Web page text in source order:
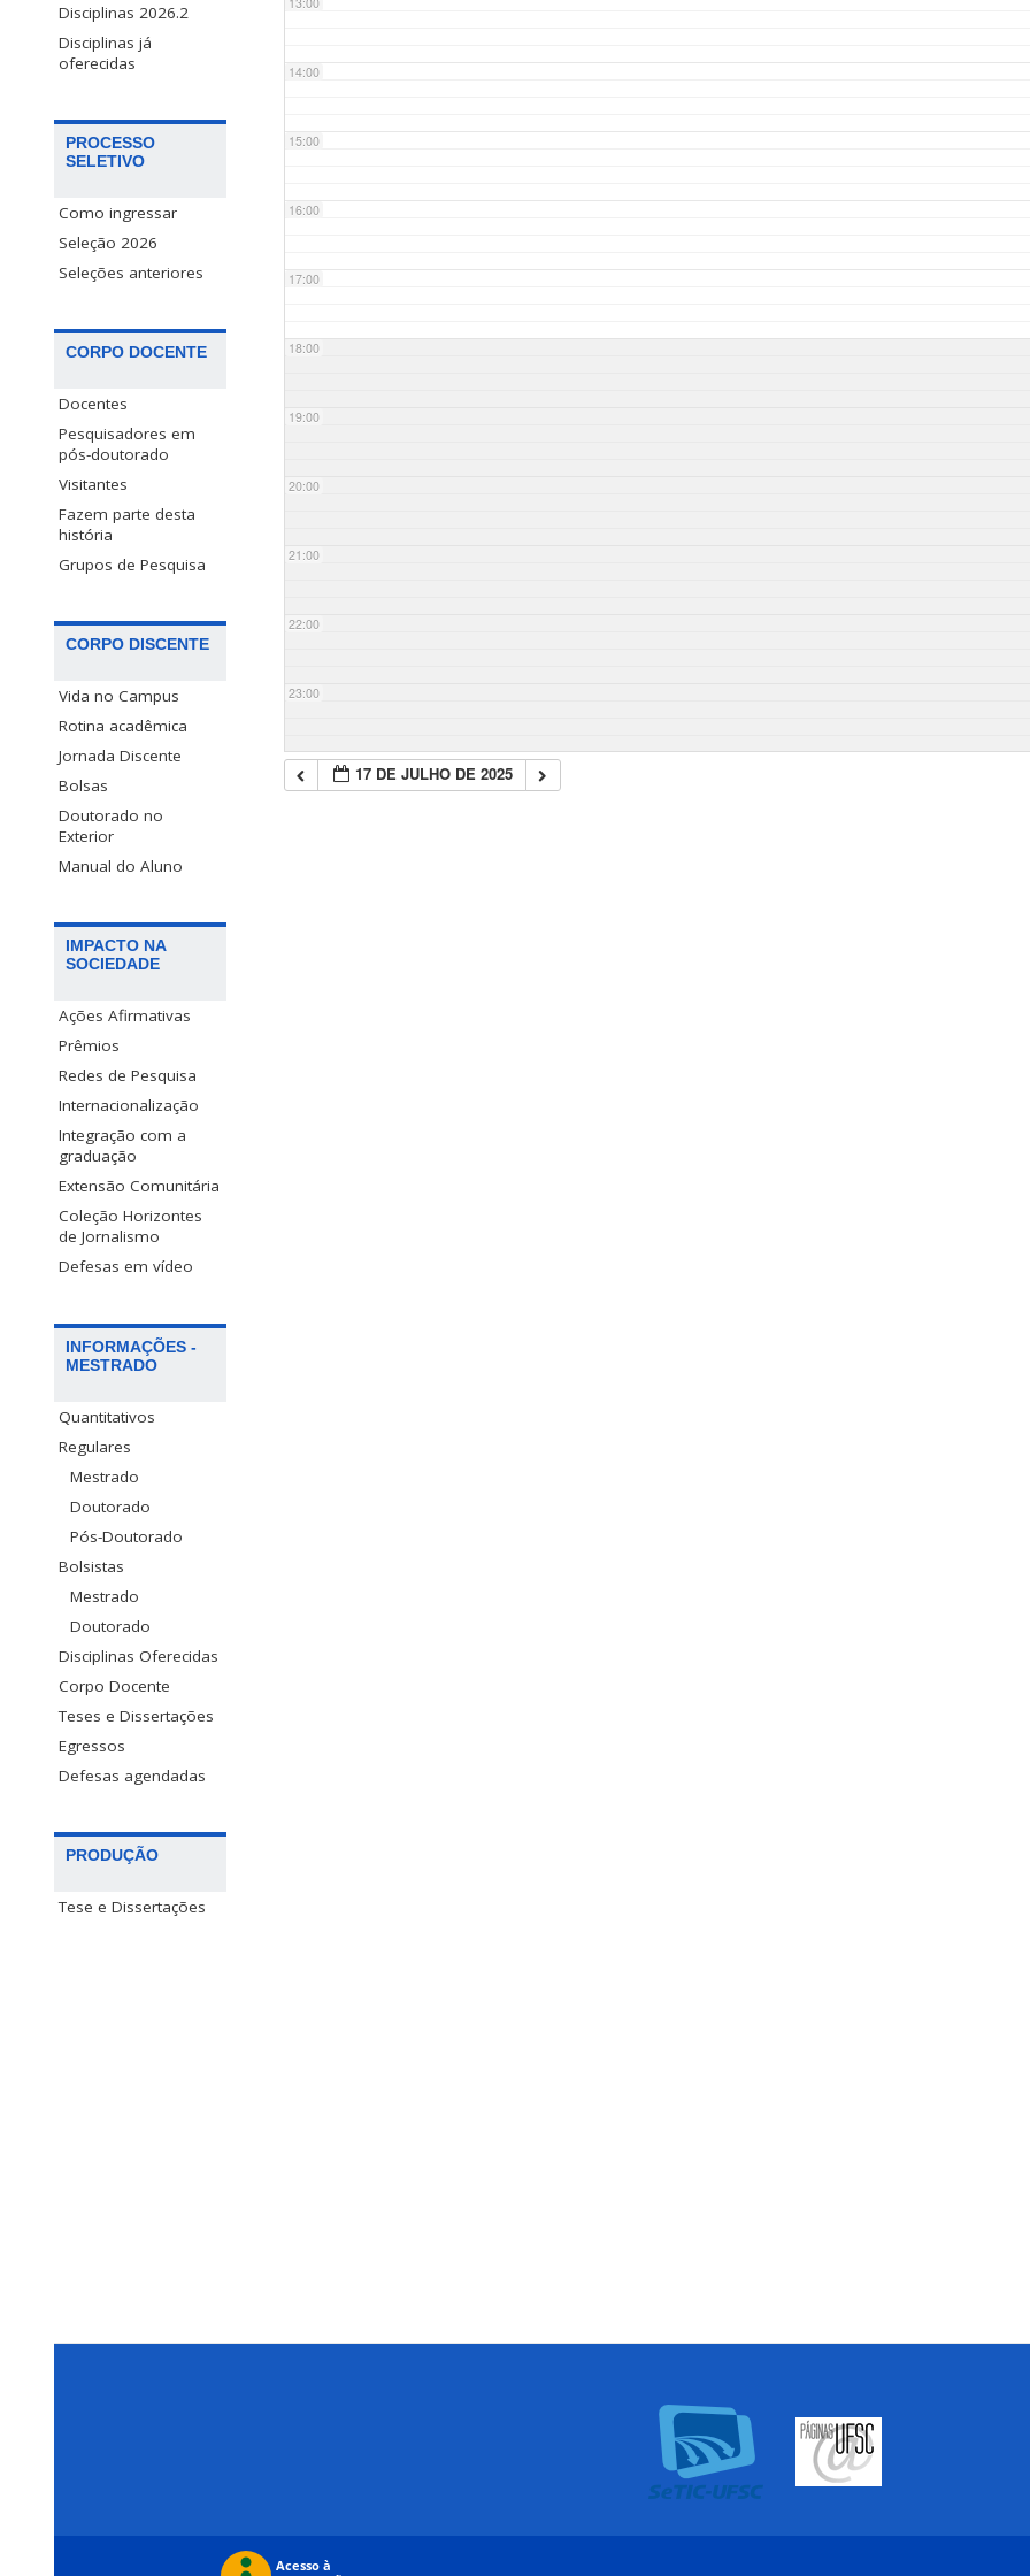
Disciplinas 2026.2
Disciplinas já
oferecidas
PROCESSO
SELETIVO
Como ingressar
Seleção 2026
Seleções anteriores
CORPO DOCENTE
Docentes
Pesquisadores em
pós-doutorado
Visitantes
Fazem parte desta
história
Grupos de Pesquisa
CORPO DISCENTE
Vida no Campus
Rotina acadêmica
Jornada Discente
Bolsas
Doutorado no
Exterior
Manual do Aluno
IMPACTO NA
SOCIEDADE
Ações Afirmativas
Prêmios
Redes de Pesquisa
Internacionalização
Integração com a
graduação
Extensão Comunitária
Coleção Horizontes
de Jornalismo
Defesas em vídeo
INFORMAÇÕES -
MESTRADO
Quantitativos
Regulares
Mestrado
Doutorado
Pós-Doutorado
Bolsistas
Mestrado
Doutorado
Disciplinas Oferecidas
Corpo Docente
Teses e Dissertações
Egressos
Defesas agendadas
PRODUÇÃO
Tese e Dissertações
14:00
15:00
16:00
17:00
18:00
19:00
20:00
21:00
22:00
23:00
17 DE JULHO DE 2025